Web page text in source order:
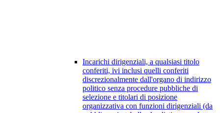
Incarichi dirigenziali, a qualsiasi titolo
conferiti, ivi inclusi quelli conferiti
discrezionalmente dall'organo di indirizzo
politico senza procedure pubbliche di
selezione e titolari di posizione
organizzativa con funzioni dirigenziali (da